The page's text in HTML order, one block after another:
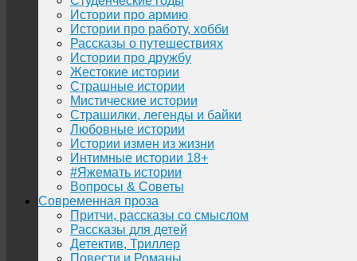
Истории про армию
Истории про работу, хобби
Рассказы о путешествиях
Истории про дружбу
Жестокие истории
Страшные истории
Мистические истории
Страшилки, легенды и байки
Любовные истории
Истории измен из жизни
Интимные истории 18+
#Яжемать истории
Вопросы & Советы
Современная проза
Притчи, рассказы со смыслом
Рассказы для детей
Детектив, Триллер
Повести и Романы